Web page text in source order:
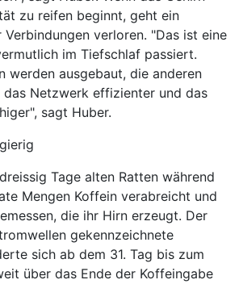
zu reifen beginnt, geht ein
verloren. "Das ist eine
im Tiefschlaf passiert.
werden ausgebaut, die anderen
Netzwerk effizienter und das
sagt Huber.
Tage alten Ratten während
Mengen Koffein verabreicht und
die ihr Hirn erzeugt. Der
gekennzeichnete
sich ab dem 31. Tag bis zum
über das Ende der Koffeingabe